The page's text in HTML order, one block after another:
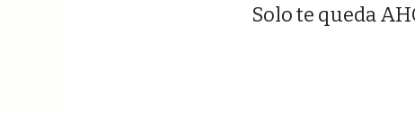
Solo te queda